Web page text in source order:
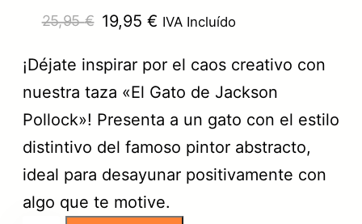
25,95€ E
p
r
e
c
i
o
19,95 € E
p
r
e
c
i
o
IVA Incluído
¡Déjate inspirar por el caos creativo con
nuestra taza «El Gato de Jackson
Pollock»! Presenta a un gato con el estilo
distintivo del famoso pintor abstracto,
ideal para desayunar positivamente con
algo que te motive.